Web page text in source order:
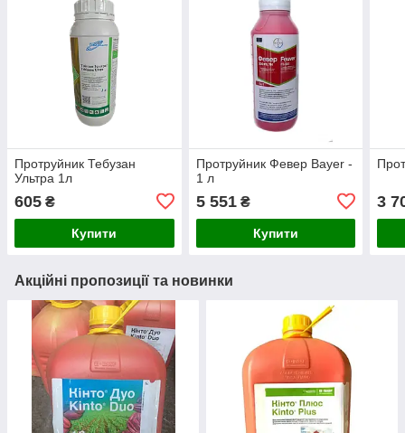
Протруйник Тебузан
Ультра 1л
605 ₴
Купити
Протруйник Февер Bayer -
1 л
5 551₴
Купити
3
Акційні пропозиції та новинки